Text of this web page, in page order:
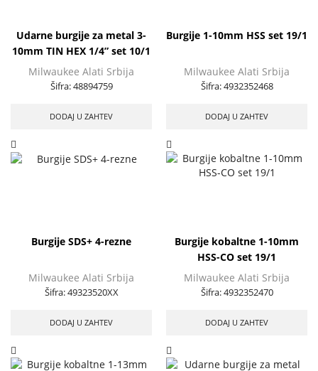
Udarne burgije za metal 3-
10mm TIN HEX 1/4” set 10/1
Milwaukee Alati Srbija
Šifra:48894759
DODAJ U ZAHTEV
Burgije 1-10mm HSS set 19/1
Milwaukee Alati Srbija
Šifra:4932352468
DODAJ U ZAHTEV
Burgije SDS+ 4-rezne
Milwaukee Alati Srbija
Šifra:49323520XX
DODAJ U ZAHTEV
Burgije kobaltne 1-10mm
HSS-CO set 19/1
Milwaukee Alati Srbija
Šifra:4932352470
DODAJ U ZAHTEV